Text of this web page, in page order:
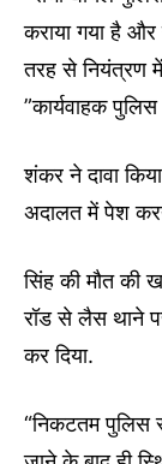
कराया गया है और
तरह से नियंत्रण
”कार्यवाहक
शंकर ने दावा
अदालत में पेश
सिंह की मौत की
रॉड से लैस थाने
कर दिया.
“निकटतम पुलिस